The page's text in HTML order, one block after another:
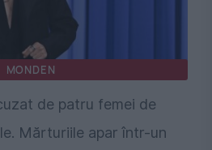
MONDEN
de patru femei de
Mărturiile apar într-un